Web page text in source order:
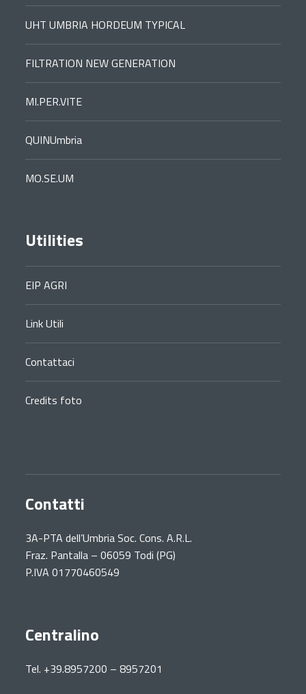
UHT UMBRIA HORDEUM TYPICAL
FILTRATION NEW GENERATION
MI.PER.VITE
QUINUmbria
MO.SE.UM
Utilities
EIP AGRI
Link Utili
Contattaci
Credits foto
Contatti
3A-PTA dell’Umbria Soc. Cons. A.R.L.
Fraz. Pantalla – 06059 Todi (PG)
P.IVA 01770460549
Centralino
Tel. +39.8957200 – 8957201